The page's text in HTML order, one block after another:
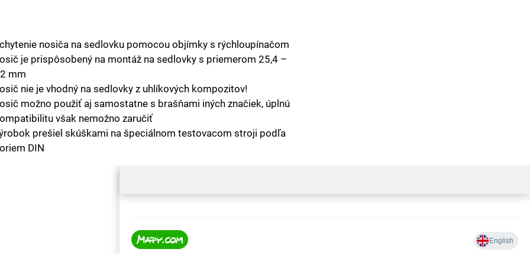
nosiča na sedlovku pomocou objímky s rýchloupínačom
je prispôsobený na montáž na sedlovky s priemerom 25,4 –
mm
nie je vhodný na sedlovky z uhlíkových kompozitov!
možno použiť aj samostatne s brašňami iných značiek, úplnú
však nemožno zaručiť
prešiel skúškami na špeciálnom testovacom stroji podľa
DIN